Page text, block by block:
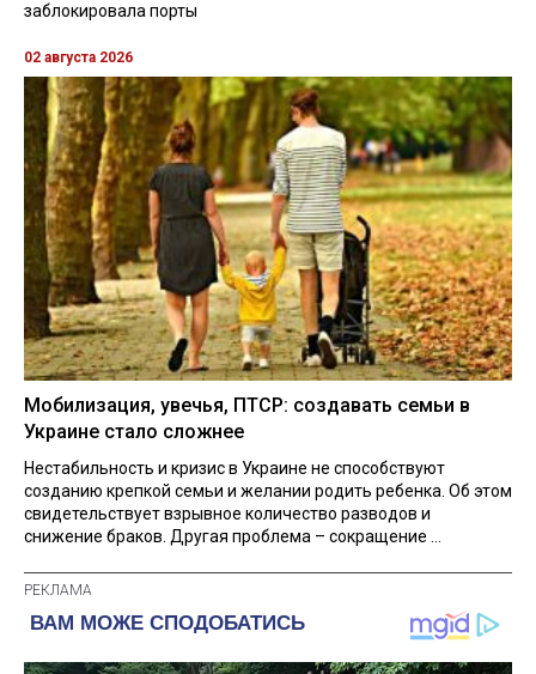
заблокировала порты
02 августа 2026
Мобилизация, увечья, ПТСР: создавать семьи в
Украине стало сложнее
Нестабильность и кризис в Украине не способствуют
созданию крепкой семьи и желании родить ребенка. Об этом
свидетельствует взрывное количество разводов и
снижение браков. Другая проблема – сокращение ...